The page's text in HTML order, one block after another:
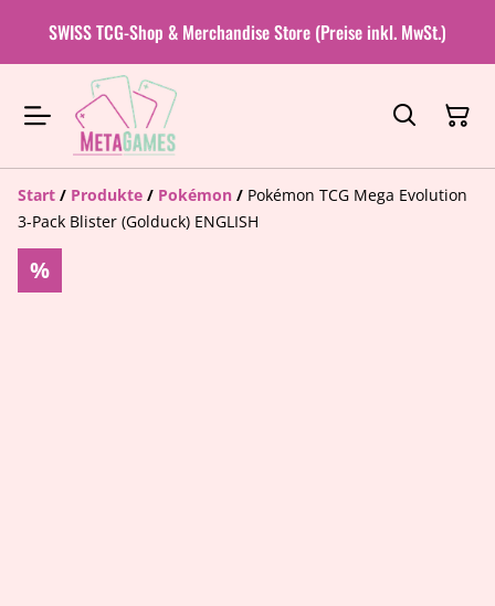
SWISS TCG-Shop & Merchandise Store (Preise inkl. MwSt.)
Start / Produkte / Pokémon / Pokémon TCG Mega Evolution
3-Pack Blister (Golduck) ENGLISH
%